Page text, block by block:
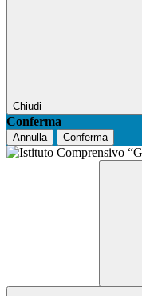
Chiudi
Conferma
Annulla Conferma